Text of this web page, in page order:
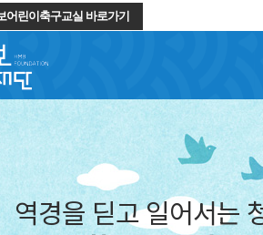
어린이축구교실 바로가기
역경을 딛고 일어서는